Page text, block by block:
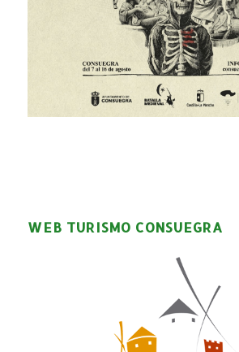
WEB TURISMO CONSUEGRA